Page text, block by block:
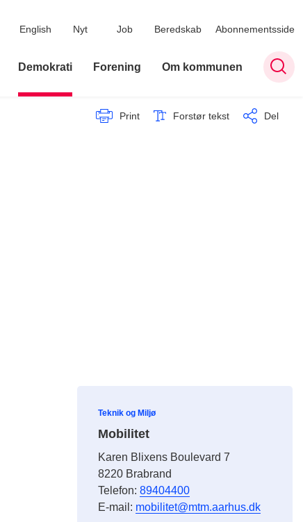
English Nyt Job Beredskab Abonnementsside
Demokrati Forening Om kommunen
Print Forstør tekst Del
Teknik og Miljø
Mobilitet
Karen Blixens Boulevard 7
8220 Brabrand
Telefon:89404400
E-mail: mobilitet@mtm.aarhus.dk